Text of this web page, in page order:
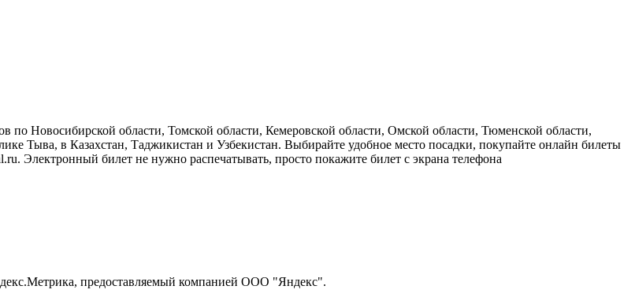
по Новосибирской области, Томской области, Кемеровской области, Омской области, Тюменской области,
Тыва, в Казахстан, Таджикистан и Узбекистан. Выбирайте удобное место посадки, покупайте онлайн билеты
Электронный билет не нужно распечатывать, просто покажите билет с экрана телефона
предоставляемый компанией ООО "Яндекс".